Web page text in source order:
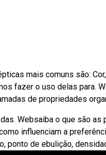
mais comuns são:
fazer o uso delas para.
de propriedades
Websaiba o que são
influenciam a
ponto de ebulição,